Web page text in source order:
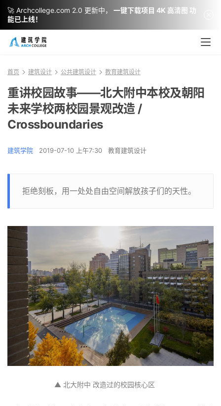
首页 建筑设计 公共建筑设计 教育建筑设计
重讲校园故事——北大附中本校及朝阳
未来学校两校园景观改造 /
Crossboundaries
建筑学院 2019-07-10 上午7:30 教育建筑设计
拒绝刻板，用一处处自由空间解放孩子们的天性。
▲ 北大附中 改造过的校园核心区
🚀 Archcollege.com 2.0 更新中，
一键下载项目 4K 高清图 功
能已上线！